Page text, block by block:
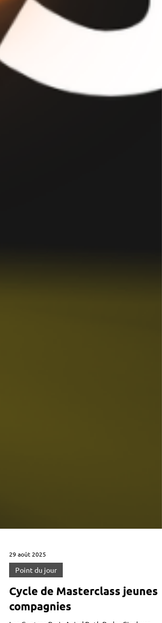
29 août 2025
Point du jour